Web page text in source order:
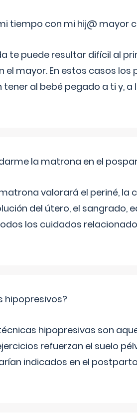
tiempo con mi hij@ mayor
te puede resultar difícil al
el mayor. En estos casos
al bebé pegado a ti y, a
la matrona en el
valorará el periné, la
del útero, el sangrado,
los cuidados
hipopresivos?
hipopresivas son
refuerzan el suelo
indicados en el